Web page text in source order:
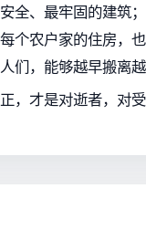
全、最牢固的建筑
个农户家的住房，
们，能够越早搬离
，才是对逝者，对